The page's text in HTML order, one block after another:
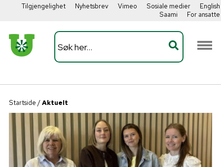
Tilgjengelighet Nyhetsbrev Vimeo Sosiale medier
English
Saami
For ansatte
Startside /Aktuelt